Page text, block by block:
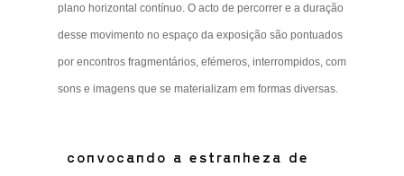
plano horizontal contínuo. O acto de percorrer e a duração
desse movimento no espaço da exposição são pontuados
por encontros fragmentários, efémeros, interrompidos, com
sons e imagens que se materializam em formas diversas.
convocando a estranheza de